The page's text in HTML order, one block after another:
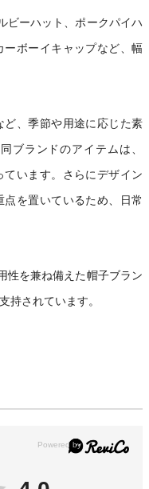
ビーハット、ポークパイハ
ーボーイキャップなど、幅
ど、季節や用途に応じた素
ブランドのアイテムは、
います。さらにデザイン
を置いているため、日常
性を兼ね備えた帽子ブラン
持されています。